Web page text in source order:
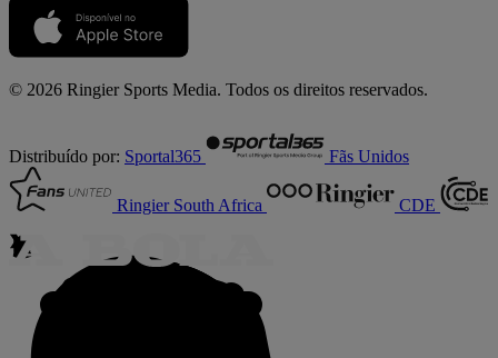
© 2026 Ringier Sports Media. Todos os direitos reservados.
Distribuído por: Sportal365 Fãs Unidos
Ringier South Africa CDE